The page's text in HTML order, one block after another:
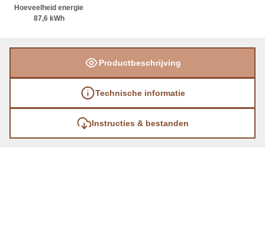
Hoeveelheid energie
87,6 kWh
Productbeschrijving
Technische informatie
Instructies & bestanden